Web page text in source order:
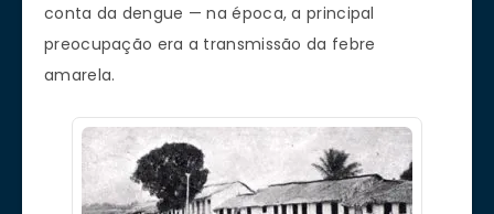
conta da dengue — na época, a principal
preocupação era a transmissão da febre
amarela.